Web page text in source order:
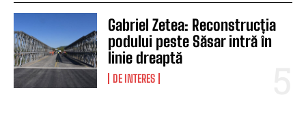
Gabriel Zetea: Reconstrucția
podului peste Săsar intră în
linie dreaptă
DE INTERES